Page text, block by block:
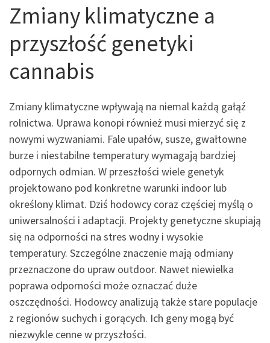
Zmiany klimatyczne a
przyszłość genetyki
cannabis
Zmiany klimatyczne wpływają na niemal każdą gałąź
rolnictwa. Uprawa konopi również musi mierzyć się z
nowymi wyzwaniami. Fale upałów, susze, gwałtowne
burze i niestabilne temperatury wymagają bardziej
odpornych odmian. W przeszłości wiele genetyk
projektowano pod konkretne warunki indoor lub
określony klimat. Dziś hodowcy coraz częściej myślą o
uniwersalności i adaptacji. Projekty genetyczne skupiają
się na odporności na stres wodny i wysokie
temperatury. Szczególne znaczenie mają odmiany
przeznaczone do upraw outdoor. Nawet niewielka
poprawa odporności może oznaczać duże
oszczędności. Hodowcy analizują także stare populacje
z regionów suchych i gorących. Ich geny mogą być
niezwykle cenne w przyszłości.